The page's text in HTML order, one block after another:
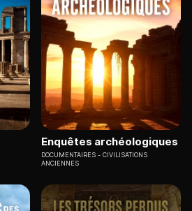
Enquêtes archéologiques
DOCUMENTAIRES
CIVILISATIONS
ANCIENNES